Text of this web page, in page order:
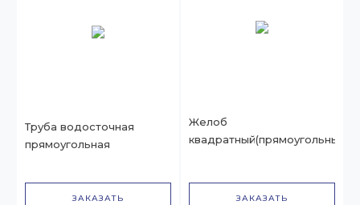
Труба водосточная
прямоугольная
ЗАКАЗАТЬ
Желоб
квадратный(прямоугольный)
ЗАКАЗАТЬ